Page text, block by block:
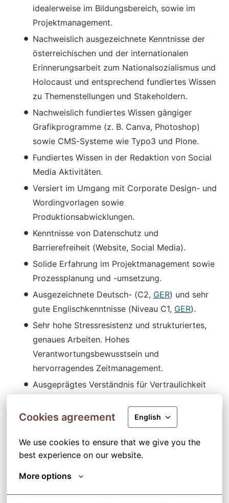
Cookies agreement English
We use cookies to ensure that we give you the
best experience on our website.
More options
idealerweise im Bildungsbereich, sowie im
Projektmanagement.
Nachweislich ausgezeichnete Kenntnisse der
österreichischen und der internationalen
Erinnerungsarbeit zum Nationalsozialismus und
Holocaust und entsprechend fundiertes Wissen
zu Themenstellungen und Stakeholdern.
Nachweislich fundiertes Wissen gängiger
Grafikprogramme (z. B. Canva, Photoshop)
sowie CMS-Systeme wie Typo3 und Plone.
Fundiertes Wissen in der Redaktion von Social
Media Aktivitäten.
Versiert im Umgang mit Corporate Design- und
Wordingvorlagen sowie
Produktionsabwicklungen.
Kenntnisse von Datenschutz und
Barrierefreiheit (Website, Social Media).
Solide Erfahrung im Projektmanagement sowie
Prozessplanung und -umsetzung.
Ausgezeichnete Deutsch- (C2, GER) und sehr
gute Englischkenntnisse (Niveau C1, GER).
Sehr hohe Stressresistenz und strukturiertes,
genaues Arbeiten. Hohes
Verantwortungsbewusstsein und
hervorragendes Zeitmanagement.
Ausgeprägtes Verständnis für Vertraulichkeit
Bereitschaft zu Dienstreisen im In- und
Es erwartet Sie eine abwechslungsreiche,
anspruchsvolle Tätigkeit im Ausmaß von 32